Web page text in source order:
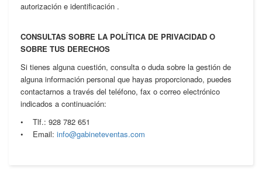
autorización e identificación .
CONSULTAS SOBRE LA POLÍTICA DE PRIVACIDAD O
SOBRE TUS DERECHOS
Si tienes alguna cuestión, consulta o duda sobre la gestión de
alguna información personal que hayas proporcionado, puedes
contactarnos a través del teléfono, fax o correo electrónico
indicados a continuación:
• Tlf.: 928 782 651
• Email: info@gabineteventas.com